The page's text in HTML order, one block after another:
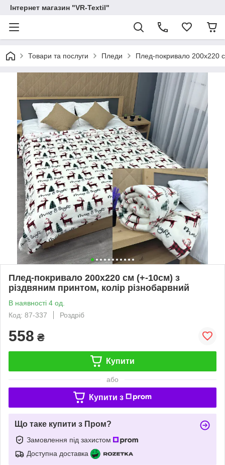
Інтернет магазин "VR-Textil"
Товари та послуги Пледи Плед-покривало 200х220
Плед-покривало 200х220 см (+-10см) з
різдвяним принтом, колір різнобарвний
В наявності 4 од.
Код: 87-337
Роздріб
558 ₴
Купити
або
Купити з
Що таке купити з Пром?
Замовлення під захистом
Доступна доставка